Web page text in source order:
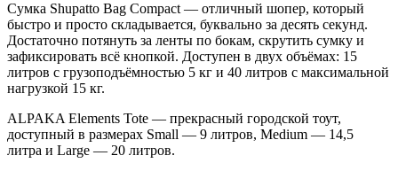
Сумка Shupatto Bag Compact — отличный шопер, который
быстро и просто складывается, буквально за десять секунд.
Достаточно потянуть за ленты по бокам, скрутить сумку и
зафиксировать всё кнопкой. Доступен в двух объёмах: 15
литров с грузоподъёмностью 5 кг и 40 литров с максимальной
нагрузкой 15 кг.
ALPAKA Elements Tote — прекрасный городской тоут,
доступный в размерах Small — 9 литров, Medium — 14,5
литра и Large — 20 литров.